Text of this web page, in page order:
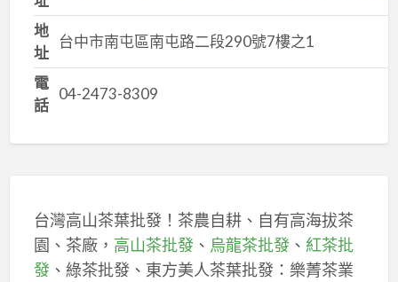
地
址
台中市南屯區南屯路二段290號7樓之1
電
話
04-2473-8309
台灣高山茶葉批發！茶農自耕、自有高海拔茶
園、茶廠， 高山茶批發、 烏龍茶批發、 紅茶批
發、綠茶批發、東方美人茶葉批發：樂菁茶業